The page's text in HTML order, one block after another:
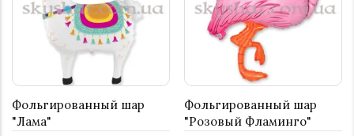
Фольгированный шар
"Лама"
Фольгированный шар
"Розовый Фламинго"